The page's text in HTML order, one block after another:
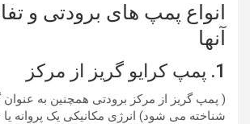
انواع پمپ های برودتی و
آنها
1. پمپ کرایو گریز از مرکز
( پمپ گریز از مرکز برودتی همچنین به عنوان
شناخته می شود) انرژی مکانیکی یک پروانه یا